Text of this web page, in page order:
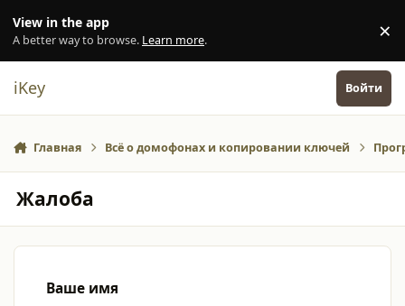
View in the app
A better way to browse. Learn more. ×
iKey Войти
Главная Всё о домофонах и копировании ключей
Жалоба
Ваше имя